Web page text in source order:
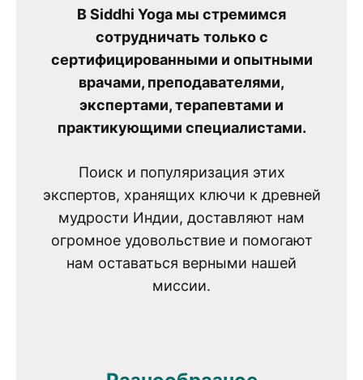
В Siddhi Yoga мы стремимся
сотрудничать только с
сертифицированными и опытными
врачами, преподавателями,
экспертами, терапевтами и
практикующими специалистами.
Поиск и популяризация этих
экспертов, хранящих ключи к древней
мудрости Индии, доставляют нам
огромное удовольствие и помогают
нам оставаться верными нашей
миссии.